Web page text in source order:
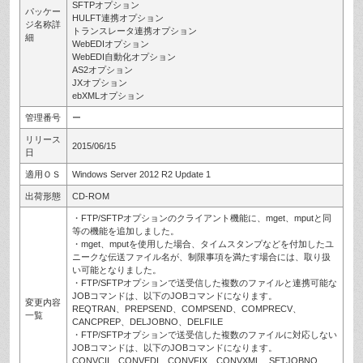
パッケー
ジ名称詳
細
SFTPオプション
HULFT連携オプション
トランスレータ連携オプション
WebEDIオプション
WebEDI自動化オプション
AS2オプション
JXオプション
ebXMLオプション
管理番号 ー
リリース
日
2015/06/15
適用ＯＳ Windows Server 2012 R2 Update 1
出荷形態 CD-ROM
変更内容
一覧
・FTP/SFTPオプションのクライアント機能に、mget、mputと同
等の機能を追加しました。
・mget、mputを使用した場合、タイムスタンプなどを付加したユ
ニークな伝送ファイル名が、制限事項を満たす場合には、取り扱
い可能となりました。
・FTP/SFTPオプションで送受信した複数のファイルと連携可能な
JOBコマンドは、以下のJOBコマンドになります。
REQTRAN、PREPSEND、COMPSEND、COMPRECV、
CANCPREP、DELJOBNO、DELFILE
・FTP/SFTPオプションで送受信した複数のファイルに対応しない
JOBコマンドは、以下のJOBコマンドになります。
CONVCII、CONVEDI、CONVFIX、CONVXML、SETJOBNO、